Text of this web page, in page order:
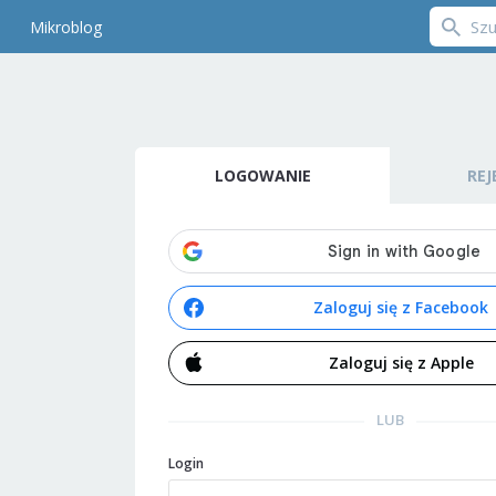
Mikroblog
LOGOWANIE
Zaloguj się z Facebook
Zaloguj się z Apple
LUB
Login